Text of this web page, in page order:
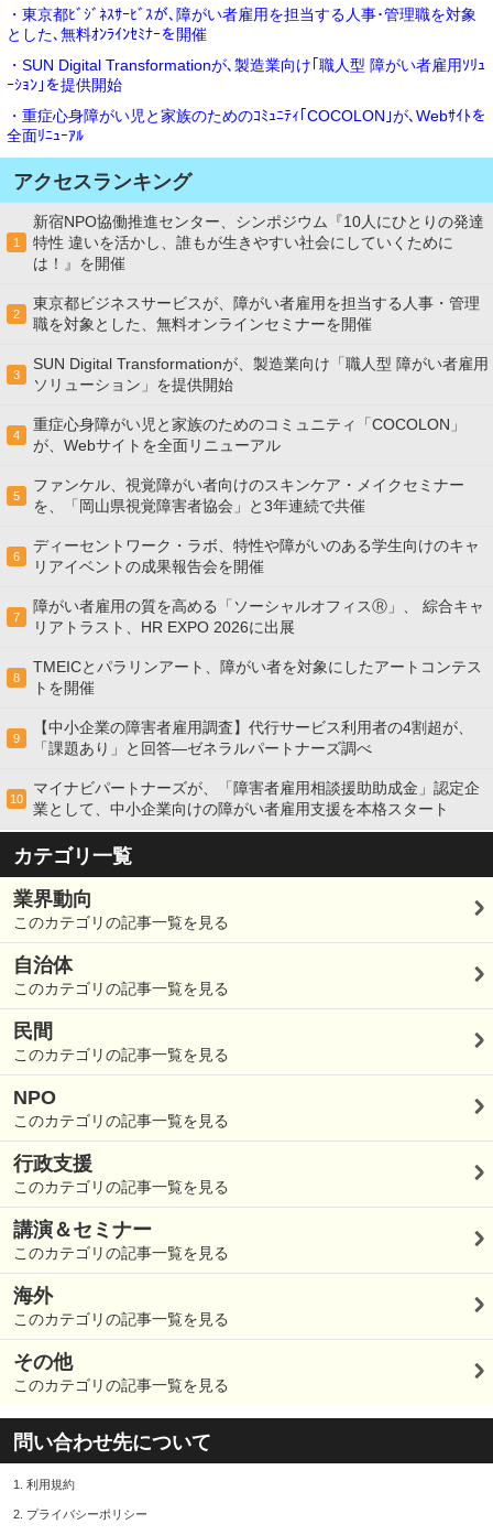
・東京都ﾋﾞｼﾞﾈｽｻｰﾋﾞｽが､障がい者雇用を担当する人事･管理職を対象
とした､無料ｵﾝﾗｲﾝｾﾐﾅｰを開催
・SUN Digital Transformationが､製造業向け｢職人型 障がい者雇用ｿﾘｭ
ｰｼｮﾝ｣を提供開始
・重症心身障がい児と家族のためのｺﾐｭﾆﾃｨ｢COCOLON｣が､Webｻｲﾄを
全面ﾘﾆｭｰｱﾙ
アクセスランキング
1
新宿NPO協働推進センター、シンポジウム『10人にひとりの発達
特性 違いを活かし、誰もが生きやすい社会にしていくために
は！』を開催
2
東京都ビジネスサービスが、障がい者雇用を担当する人事・管理
職を対象とした、無料オンラインセミナーを開催
3
SUN Digital Transformationが、製造業向け「職人型 障がい者雇用
ソリューション」を提供開始
4
重症心身障がい児と家族のためのコミュニティ「COCOLON」
が、Webサイトを全面リニューアル
5
ファンケル、視覚障がい者向けのスキンケア・メイクセミナー
を、「岡山県視覚障害者協会」と3年連続で共催
6
ディーセントワーク・ラボ、特性や障がいのある学生向けのキャ
リアイベントの成果報告会を開催
7
障がい者雇用の質を高める「ソーシャルオフィスⓇ」、 綜合キャ
リアトラスト、HR EXPO 2026に出展
8
TMEICとパラリンアート、障がい者を対象にしたアートコンテス
トを開催
9
【中小企業の障害者雇用調査】代行サービス利用者の4割超が、
「課題あり」と回答―ゼネラルパートナーズ調べ
10
マイナビパートナーズが、「障害者雇用相談援助助成金」認定企
業として、中小企業向けの障がい者雇用支援を本格スタート
カテゴリ一覧
業界動向
このカテゴリの記事一覧を見る
自治体
このカテゴリの記事一覧を見る
民間
このカテゴリの記事一覧を見る
NPO
このカテゴリの記事一覧を見る
行政支援
このカテゴリの記事一覧を見る
講演＆セミナー
このカテゴリの記事一覧を見る
海外
このカテゴリの記事一覧を見る
その他
このカテゴリの記事一覧を見る
問い合わせ先について
1. 利用規約
2. プライバシーポリシー